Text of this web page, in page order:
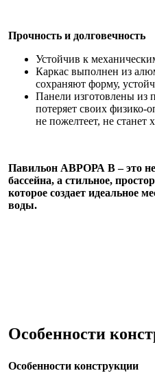
Прочность и долговечность
Устойчив к
Каркас выполнен из
сохраняют форму,
Панели изготовлены из
потеряет своих физико-
не пожелтеет, не станет
Павильон АВРОРА В – это
бассейна, а стильное,
которое создает идеальное
воды.
Особенности
Особенности конструкции